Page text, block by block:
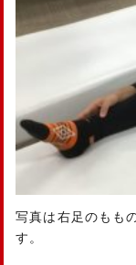
写真は右足のもも
す。